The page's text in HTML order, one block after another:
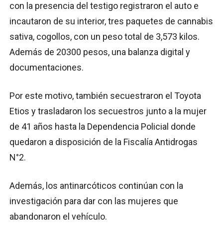
con la presencia del testigo registraron el auto e
incautaron de su interior, tres paquetes de cannabis
sativa, cogollos, con un peso total de 3,573 kilos.
Además de 20300 pesos, una balanza digital y
documentaciones.
Por este motivo, también secuestraron el Toyota
Etios y trasladaron los secuestros junto a la mujer
de 41 años hasta la Dependencia Policial donde
quedaron a disposición de la Fiscalía Antidrogas
N°2.
Además, los antinarcóticos continúan con la
investigación para dar con las mujeres que
abandonaron el vehículo.